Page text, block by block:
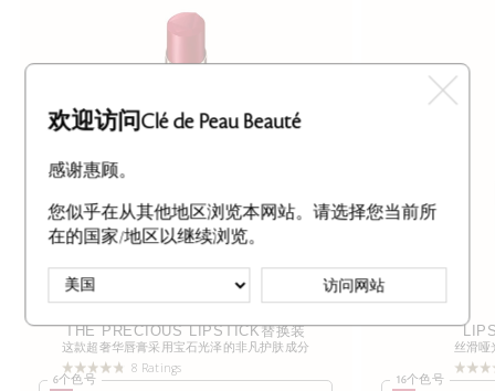
THE PRECIOUS LIPSTICK替换装
这款超奢华唇膏采用宝石光泽的非凡护肤成分
8 Ratings
6个色号
丝滑哑
16个色号
欢迎访问Clé de Peau Beauté
感谢惠顾。
您似乎在从其他地区浏览本网站。请选择您当前所
在的国家/地区以继续浏览。
访问网站